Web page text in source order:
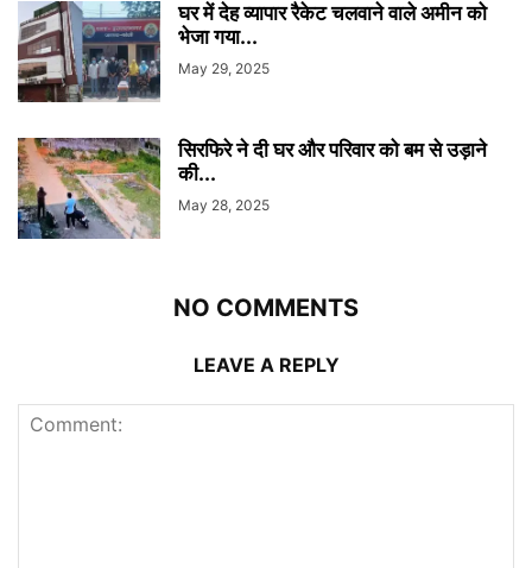
घर में देह व्यापार रैकेट चलवाने वाले अमीन को
भेजा गया...
May 29, 2025
सिरफिरे ने दी घर और परिवार को बम से उड़ाने
की...
May 28, 2025
NO COMMENTS
LEAVE A REPLY